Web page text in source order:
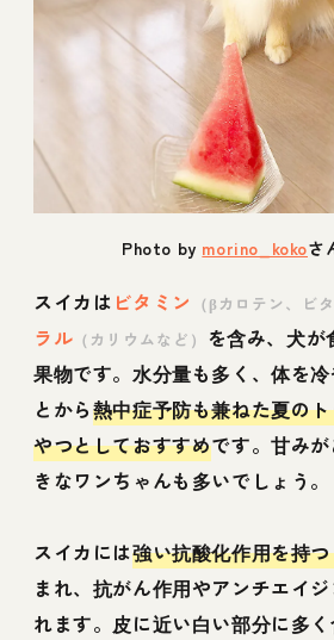
Photo by morino_kokoさ
スイカは ビタミン （βカロテン、ビ
ラル （カリウムなど） を含み、犬が
果物です。水分量も多く、体を
とから熱中症予防も兼ねた夏の
やつとしておすすめです。甘み
きなワンちゃんも多いでしょう。
スイカには強い抗酸化作用を持
まれ、抗がん作用やアンチエイ
れます。皮に近い白い部分に多